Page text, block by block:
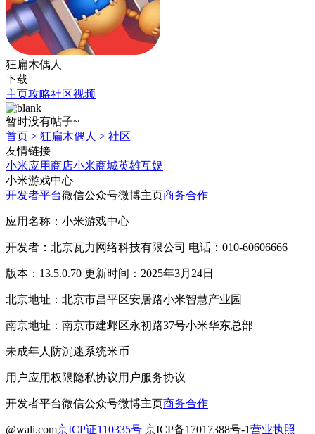
狂扁木偶人
下载
主页攻略社区视频
暂时没有帖子~
首页 > 狂扁木偶人 > 社区
友情链接
小米应用商店小米商城英雄互娱
小米游戏中心
开发者平台微信公众号微博主页商务合作
应用名称：小米游戏中心
开发者：北京瓦力网络科技有限公司 电话：010-60606666
版本：13.5.0.70 更新时间：2025年3月24日
北京地址：北京市昌平区安居路小米智慧产业园
南京地址：南京市建邺区永初路37号小米华东总部
未成年人防沉迷系统米币
用户应用权限隐私协议用户服务协议
开发者平台微信公众号微博主页商务合作
@wali.com京ICP证110335号 京ICP备17017388号-1营业执照